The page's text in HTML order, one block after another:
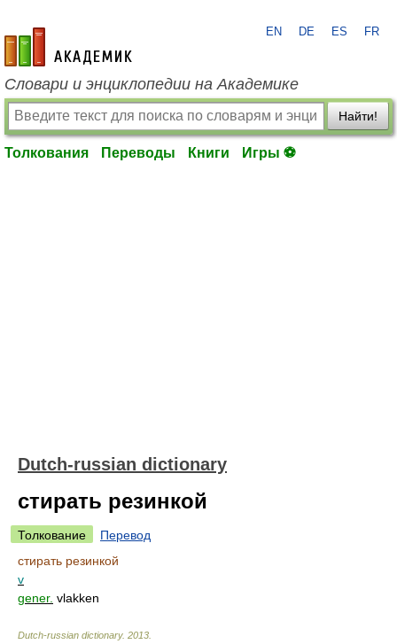
academic.ru
EN DE ES FR
Словари и энциклопедии на Академике
Найти!
Толкования Переводы Книги Игры ⚽
Dutch-russian dictionary
стирать резинкой
Толкование
Перевод
стирать резинкой
v
gener. vlakken
Dutch-russian dictionary. 2013